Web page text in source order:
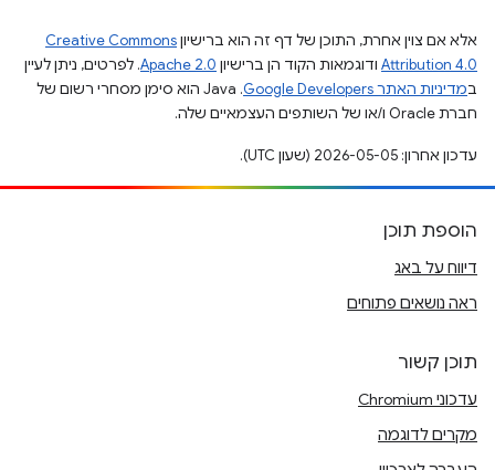
אלא אם צוין אחרת, התוכן של דף זה הוא ברישיוןCreative Commons
Attribution 4.0 ודוגמאות הקוד הן ברישיון Apache 2.0. לפרטים, ניתן לעיין
במדיניות האתר Google Developers‏
.‏ Java הוא סימן מסחרי רשום של
חברת Oracle ו/או של השותפים העצמאיים שלה.
עדכון אחרון: 2026-05-05 (שעון UTC).
הוספת תוכן
דיווח על באג
ראה נושאים פתוחים
תוכן קשור
עדכוני Chromium
מקרים לדוגמה